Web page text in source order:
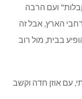
ועם הרבה
הארץ, אבל זה
בבית, מול רוב
עם אוזן חדה וקשב